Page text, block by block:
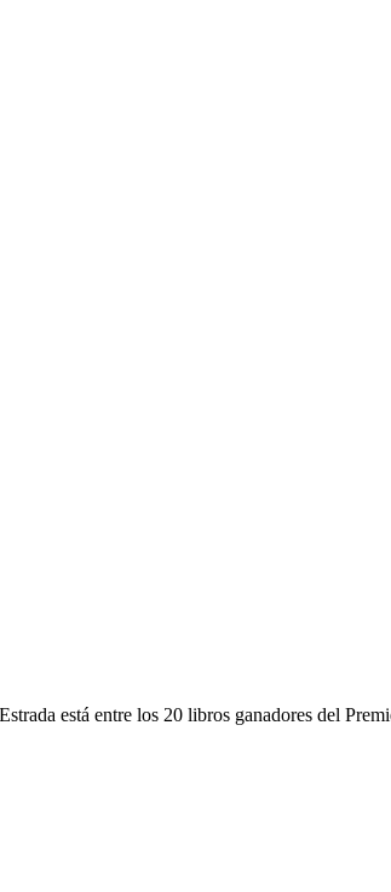
está entre los 20 libros ganadores del